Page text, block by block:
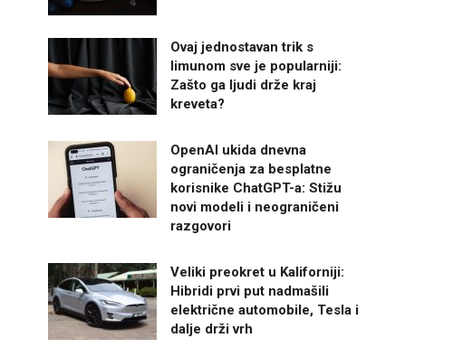
Ovaj jednostavan trik s
limunom sve je popularniji:
Zašto ga ljudi drže kraj
kreveta?
OpenAI ukida dnevna
ograničenja za besplatne
korisnike ChatGPT-a: Stižu
novi modeli i neograničeni
razgovori
Veliki preokret u Kaliforniji:
Hibridi prvi put nadmašili
električne automobile, Tesla i
dalje drži vrh